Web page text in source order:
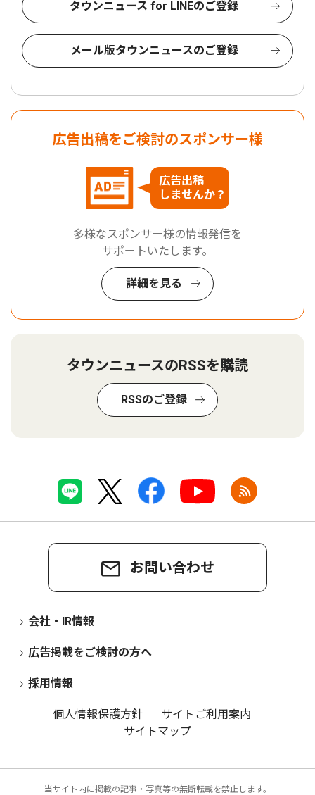
タウンニュース for LINEのご登録
メール版タウンニュースのご登録
広告出稿をご検討のスポンサー様
広告出稿
しませんか？
多様なスポンサー様の情報発信を
サポートいたします。
詳細を見る
タウンニュースのRSSを購読
RSSのご登録
お問い合わせ
会社・IR情報
広告掲載をご検討の方へ
採用情報
個人情報保護方針
サイトご利用案内
サイトマップ
当サイト内に掲載の記事・写真等の無断転載を禁止します。